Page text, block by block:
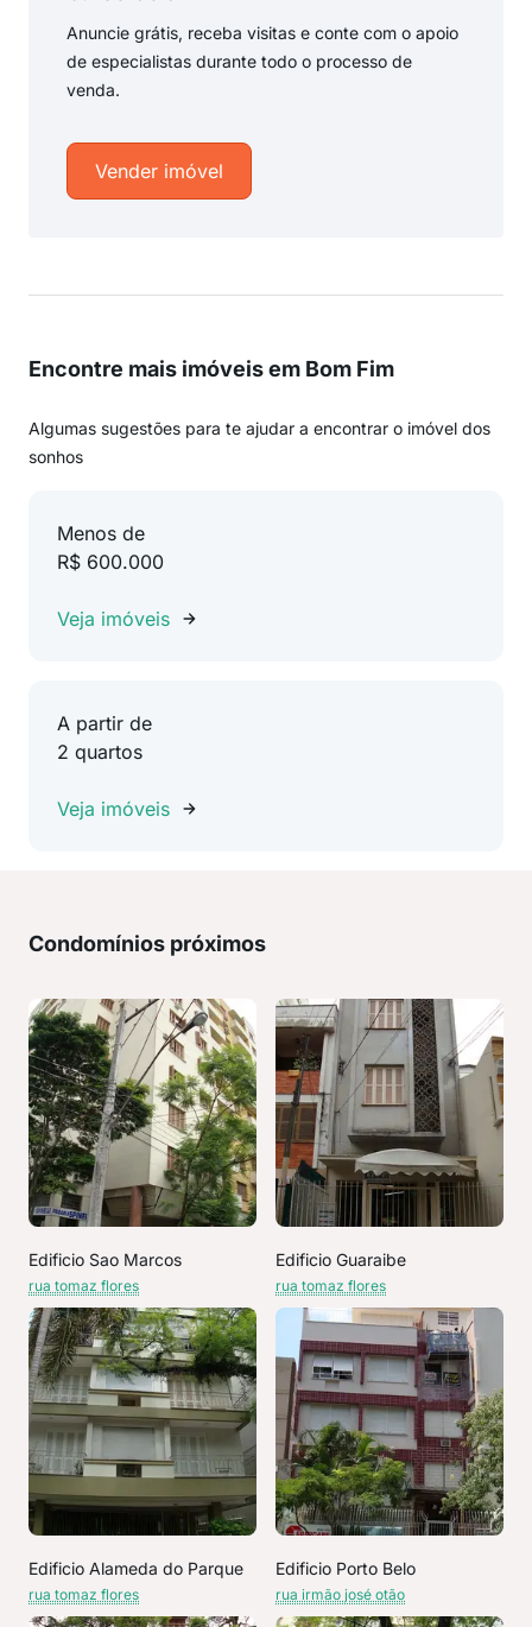
Anuncie grátis, receba visitas e conte com o apoio
de especialistas durante todo o processo de
venda.
Vender imóvel
Encontre mais imóveis em Bom Fim
Algumas sugestões para te ajudar a encontrar o imóvel dos
sonhos
Menos de
R$ 600.000
Veja imóveis
A partir de
2 quartos
Veja imóveis
Condomínios próximos
Edificio Sao Marcos
rua tomaz flores
Edificio Guaraibe
rua tomaz flores
Edificio Alameda do Parque
rua tomaz flores
Edificio Porto Belo
rua irmão josé otão